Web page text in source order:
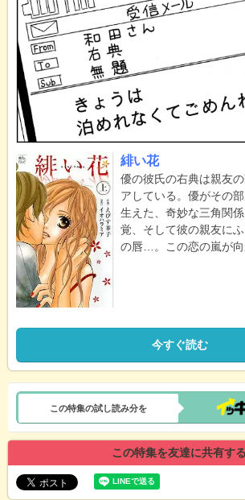
緋い花
優の彼氏の右典は親友
アしている。優がその
生えた、奇妙な三角関
覚、そして彼の親友に
の唇…。この恋の嵐が
今すぐ読む
この特集の試し読み分を
この特集を友達に共有する